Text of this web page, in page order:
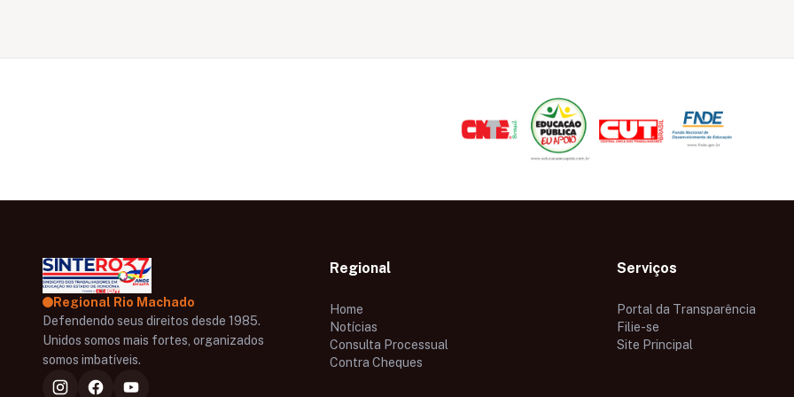
Regional Rio Machado
Defendendo seus direitos desde 1985.
Unidos somos mais fortes, organizados
somos imbatíveis.
Regional
Home
Notícias
Consulta Processual
Contra Cheques
Serviços
Portal da Transparência
Filie-se
Site Principal